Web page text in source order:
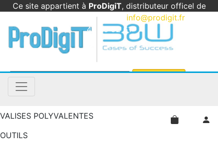
Ce site appartient à ProDigiT, distributeur officel de
B&W International en France
info@prodigit.fr
46 05 92 61
VALISES POLYVALENTES
OUTILS